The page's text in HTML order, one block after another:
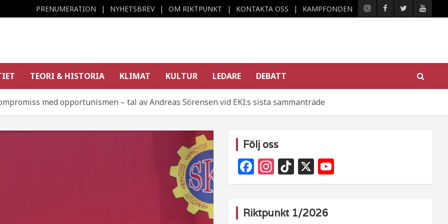
PRENUMERATION NYHETSBREV OM RIKTPUNKT KONTAKTA OSS KAMPFONDEN
TEORI & HISTORIA KLIMAT KULTUR LEDARE DEBATT
med opportunismen – tal av Andreas Sörensen vid EKI:s sista sammanträde
Följ oss
F
a
e
In
st
g
Ti
k
o
X
o
Riktpunkt 1/2026